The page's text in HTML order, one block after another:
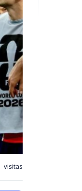
visitas